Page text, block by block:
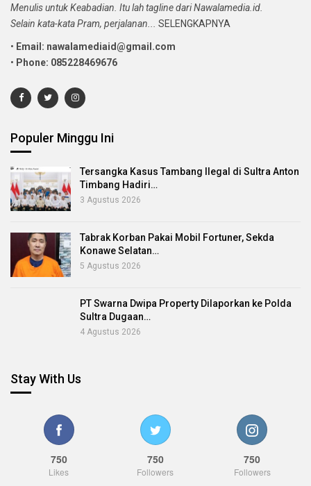
Menulis untuk Keabadian. Itu lah tagline dari Nawalamedia.id.
Selain kata-kata Pram, perjalanan...
SELENGKAPNYA
• Email: nawalamediaid@gmail.com
• Phone: 085228469676
Populer Minggu Ini
Tersangka Kasus Tambang Ilegal di Sultra Anton
Timbang Hadiri…
3 Agustus 2026
Tabrak Korban Pakai Mobil Fortuner, Sekda
Konawe Selatan…
5 Agustus 2026
PT Swarna Dwipa Property Dilaporkan ke Polda
Sultra Dugaan…
4 Agustus 2026
Stay With Us
750
Likes
750
Followers
750
Followers